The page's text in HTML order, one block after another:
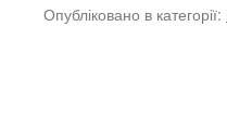
Опубліковано в категорії: